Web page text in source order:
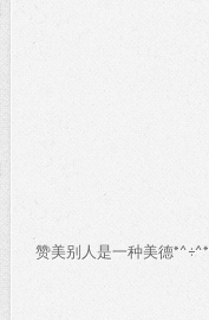
赞美别人是一种美德*^÷^*